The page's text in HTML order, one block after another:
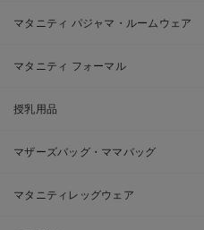
マタニティ パジャマ・ルームウェア
マタニティ フォーマル
授乳用品
マザーズバッグ・ママバッグ
マタニティレッグウェア